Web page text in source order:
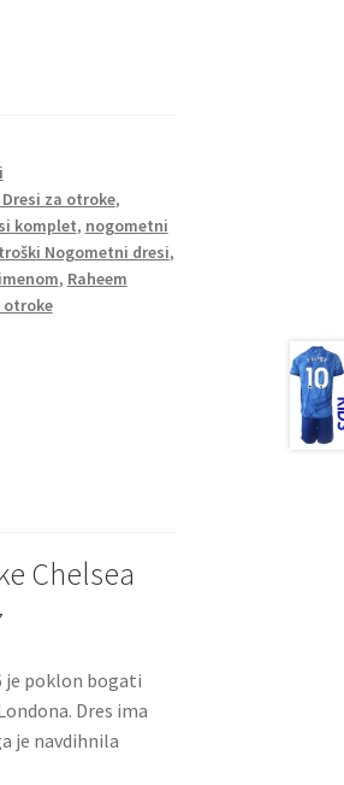
Dresi za otroke,
komplet, nogometni
Nogometni dresi,
, Raheem
otroke
Chelsea
je poklon bogati
Dres ima
je navdihnila